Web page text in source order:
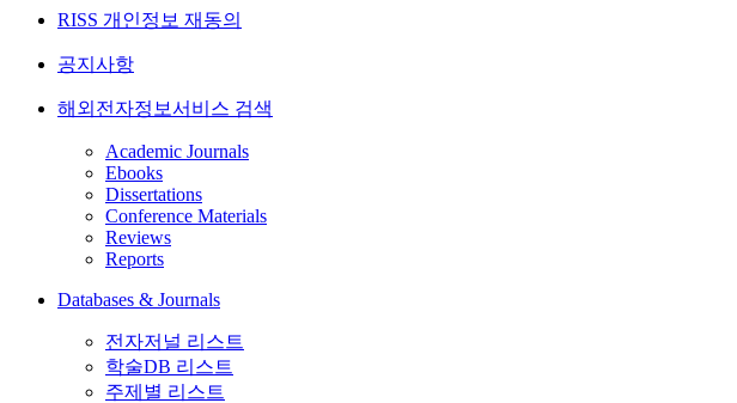
RISS 개인정보 재동의
공지사항
해외전자정보서비스 검색
Academic Journals
Ebooks
Dissertations
Conference Materials
Reviews
Reports
Databases & Journals
전자저널 리스트
학술DB 리스트
주제별 리스트